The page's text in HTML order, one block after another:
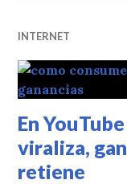
INTERNET
En
viraliza,
retiene